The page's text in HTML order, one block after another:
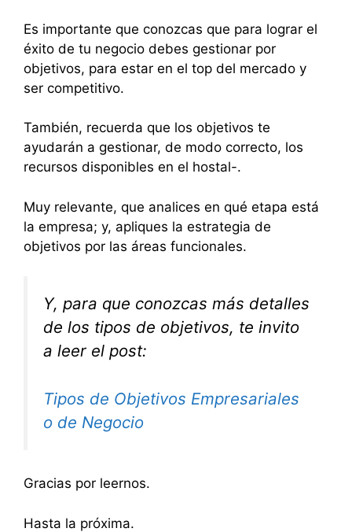
Es importante que conozcas que para lograr el
éxito de tu negocio debes gestionar por
objetivos, para estar en el top del mercado y
ser competitivo.
También, recuerda que los objetivos te
ayudarán a gestionar, de modo correcto, los
recursos disponibles en el hostal-.
Muy relevante, que analices en qué etapa está
la empresa; y, apliques la estrategia de
objetivos por las áreas funcionales.
Y, para que conozcas más detalles
de los tipos de objetivos, te invito
a leer el post:
Tipos de Objetivos Empresariales
o de Negocio
Gracias por leernos.
Hasta la próxima.